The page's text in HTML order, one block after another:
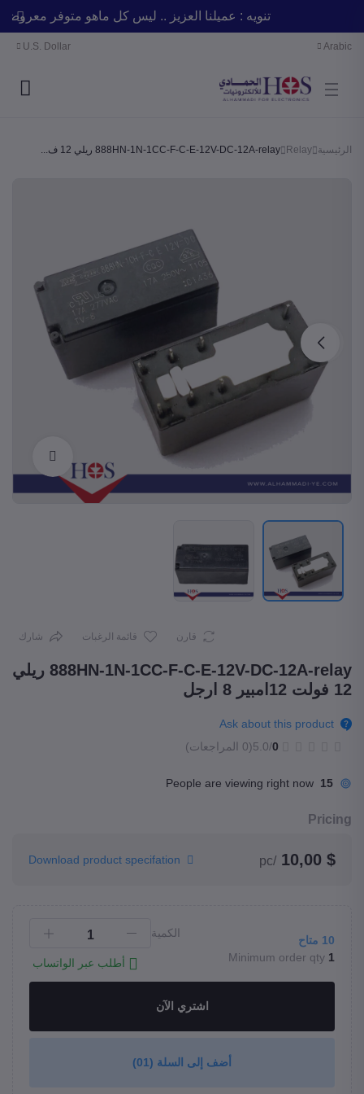
تنويه : عميلنا العزيز .. ليس كل ماهو متوفر
Arabic
U.S. Dollar
الرئيسية Relay 888HN-1N-1CC-F-C-E-12V-DC-12A-relay ريلي 12 ف...
قارن قائمة الرغبات شارك
888HN-1N-1CC-F-C-E-12V-DC-12A-relay ريلي
12 فولت 12امبير 8 ارجل
Ask about this product
0
/5.0 (0 المراجعات)
15
People are viewing right now
Pricing
$ 10,00
/pc
10 متاح
Minimum order qty 1
الكمية
أطلب عبر الواتساب
اشتري الآن
أضف إلى السلة (01)